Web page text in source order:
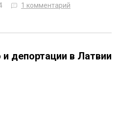
1 комментарий
депортации в Латвии